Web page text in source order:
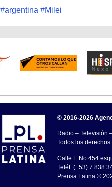
#argentina #Milei
© 2016-2026
Radio – Televisión
Todos los derechos
Calle E No.454
Teléf: (+53) 7 838
Prensa Latina ©